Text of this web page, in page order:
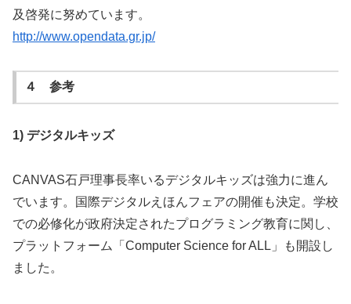
及啓発に努めています。
http://www.opendata.gr.jp/
４ 参考
1) デジタルキッズ
CANVAS石戸理事長率いるデジタルキッズは強力に進ん
でいます。国際デジタルえほんフェアの開催も決定。学校
での必修化が政府決定されたプログラミング教育に関し、
プラットフォーム「Computer Science for ALL」も開設し
ました。